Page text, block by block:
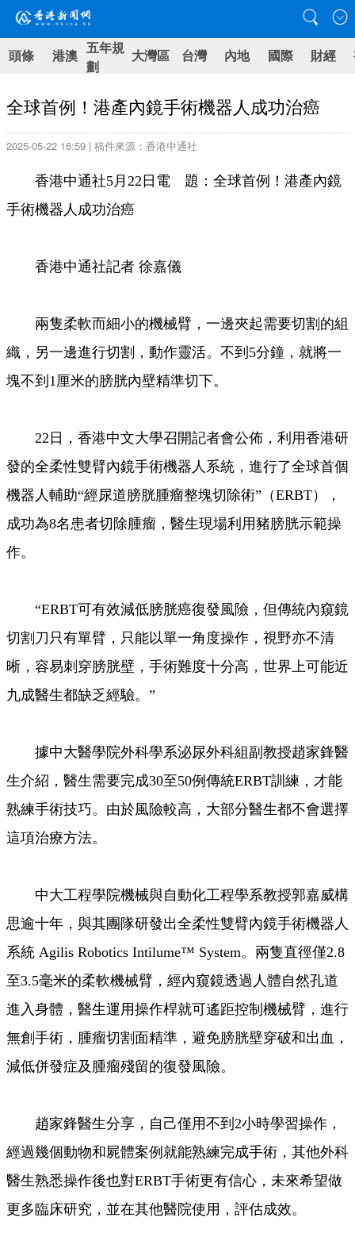
頭條 港澳 五年規
劃
大灣區 台灣 內地 國際 財經
全球首例！港產內鏡手術機器人成功治癌
2025-05-22 16:59 | 稿件來源：香港中通社
香港中通社5月22日電 題：全球首例！港產內鏡
手術機器人成功治癌
香港中通社記者 徐嘉儀
兩隻柔軟而細小的機械臂，一邊夾起需要切割的組
織，另一邊進行切割，動作靈活。不到5分鐘，就將一
塊不到1厘米的膀胱內壁精準切下。
22日，香港中文大學召開記者會公佈，利用香港研
發的全柔性雙臂內鏡手術機器人系統，進行了全球首個
機器人輔助“經尿道膀胱腫瘤整塊切除術”（ERBT），
成功為8名患者切除腫瘤，醫生現場利用豬膀胱示範操
作。
“ERBT可有效減低膀胱癌復發風險，但傳統內窺鏡
切割刀只有單臂，只能以單一角度操作，視野亦不清
晰，容易刺穿膀胱壁，手術難度十分高，世界上可能近
九成醫生都缺乏經驗。”
據中大醫學院外科學系泌尿外科組副教授趙家鋒醫
生介紹，醫生需要完成30至50例傳統ERBT訓練，才能
熟練手術技巧。由於風險較高，大部分醫生都不會選擇
這項治療方法。
中大工程學院機械與自動化工程學系教授郭嘉威構
思逾十年，與其團隊研發出全柔性雙臂內鏡手術機器人
系統 Agilis Robotics Intilume™ System。兩隻直徑僅2.8
至3.5毫米的柔軟機械臂，經內窺鏡透過人體自然孔道
進入身體，醫生運用操作桿就可遙距控制機械臂，進行
無創手術，腫瘤切割面精準，避免膀胱壁穿破和出血，
減低併發症及腫瘤殘留的復發風險。
趙家鋒醫生分享，自己僅用不到2小時學習操作，
經過幾個動物和屍體案例就能熟練完成手術，其他外科
醫生熟悉操作後也對ERBT手術更有信心，未來希望做
更多臨床研究，並在其他醫院使用，評估成效。